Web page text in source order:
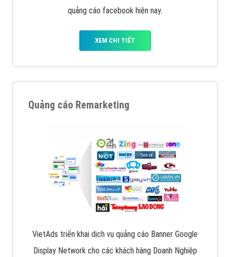
quảng cáo facebook hiện nay.
XEM CHI TIẾT
Quảng cáo Remarketing
VietAds triển khai dịch vụ quảng cáo Banner Google
Display Network cho các khách hàng Doanh Nghiệp